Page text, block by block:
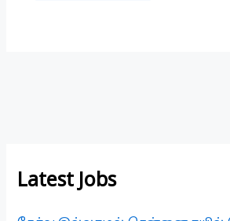
Latest Jobs